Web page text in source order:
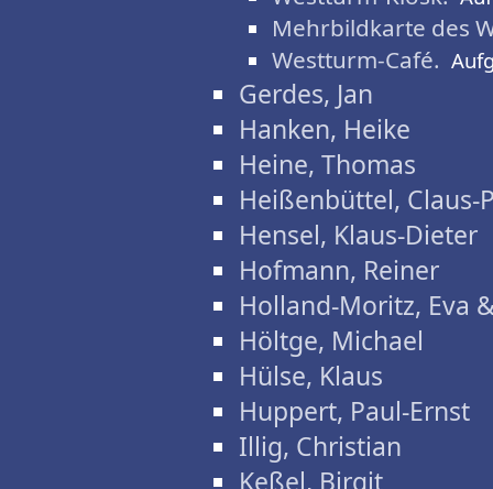
Mehrbildkarte des
Westturm-Café.
Gerdes, Jan
Hanken, Heike
Heine, Thomas
Heißenbüttel, Claus-
Hensel, Klaus-Dieter
Hofmann, Reiner
Holland-Moritz, Eva
Höltge, Michael
Hülse, Klaus
Huppert, Paul-Ernst
Illig, Christian
Keßel, Birgit